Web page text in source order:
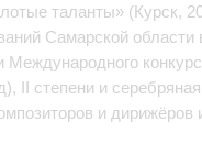
таланты» (Курск,
Самарской области
Международного
II степени и
и